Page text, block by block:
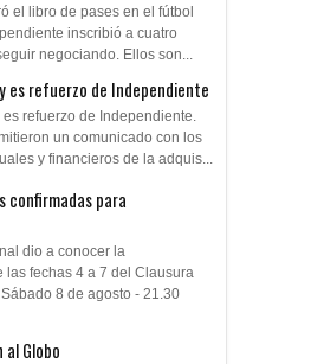
López: "La diferencia
Vélez e Independiente
el libro de pases en el fútbol
inscribió a cuatro
negociando. Ellos son...
es refuerzo de Independiente
refuerzo de Independiente.
un comunicado con los
y financieros de la adquis...
confirmadas para
dio a conocer la
las fechas 4 a 7 del Clausura
8 de agosto - 21.30
al Globo